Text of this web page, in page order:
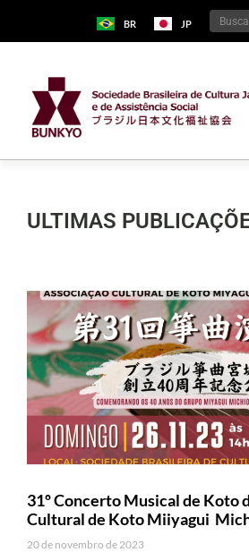
BR JP
ULTIMAS
31º Concerto Musical de Koto
Cultural de Koto Miiyagui
20 de novembro de 2023